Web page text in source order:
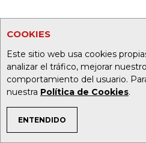
COOKIES
Este sitio web usa cookies
analizar el tráfico, mejorar
comportamiento del usuario.
nuestra Política de Cookies.
ENTENDIDO
TEMAS DE INTERÉS